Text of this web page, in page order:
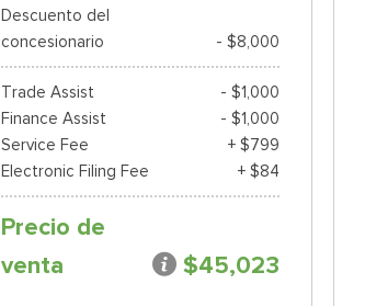
Descuento del
concesionario
- $8,000
Trade Assist
- $1,000
Finance Assist
- $1,000
Service Fee
+ $799
Electronic Filing Fee
+ $84
Precio de
venta
$45,023